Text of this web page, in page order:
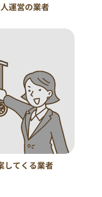
運営の業者
してくる業者